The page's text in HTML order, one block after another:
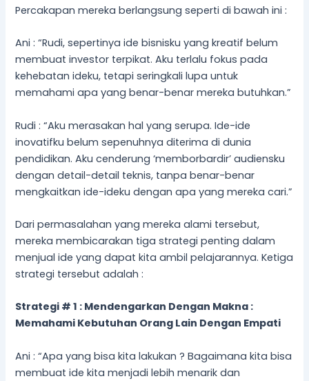
Percakapan mereka berlangsung seperti di bawah ini :
Ani : “Rudi, sepertinya ide bisnisku yang kreatif belum
membuat investor terpikat. Aku terlalu fokus pada
kehebatan ideku, tetapi seringkali lupa untuk
memahami apa yang benar-benar mereka butuhkan.”
Rudi : “Aku merasakan hal yang serupa. Ide-ide
inovatifku belum sepenuhnya diterima di dunia
pendidikan. Aku cenderung ‘memborbardir’ audiensku
dengan detail-detail teknis, tanpa benar-benar
mengkaitkan ide-ideku dengan apa yang mereka cari.”
Dari permasalahan yang mereka alami tersebut,
mereka membicarakan tiga strategi penting dalam
menjual ide yang dapat kita ambil pelajarannya. Ketiga
strategi tersebut adalah :
Strategi # 1 : Mendengarkan Dengan Makna :
Memahami Kebutuhan Orang Lain Dengan Empati
Ani : “Apa yang bisa kita lakukan ? Bagaimana kita bisa
membuat ide kita menjadi lebih menarik dan